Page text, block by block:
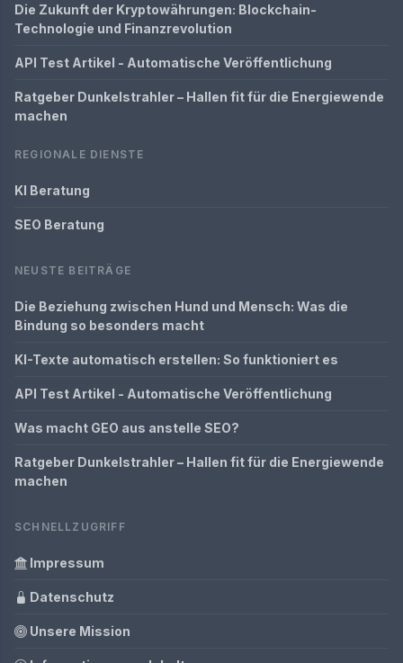
Die Zukunft der Kryptowährungen: Blockchain-
Technologie und Finanzrevolution
API Test Artikel - Automatische Veröffentlichung
Ratgeber Dunkelstrahler – Hallen fit für die Energiewende
machen
REGIONALE DIENSTE
KI Beratung
SEO Beratung
NEUSTE BEITRÄGE
Die Beziehung zwischen Hund und Mensch: Was die
Bindung so besonders macht
KI-Texte automatisch erstellen: So funktioniert es
API Test Artikel - Automatische Veröffentlichung
Was macht GEO aus anstelle SEO?
Ratgeber Dunkelstrahler – Hallen fit für die Energiewende
machen
SCHNELLZUGRIFF
Impressum
Datenschutz
Unsere Mission